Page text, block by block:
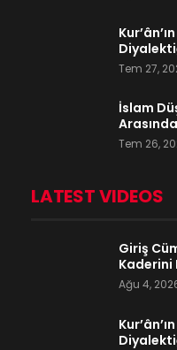
Tem 27,
İslam
Tem 26,
LATEST VIDEOS
Giriş
Kaderini
Ağu 4,